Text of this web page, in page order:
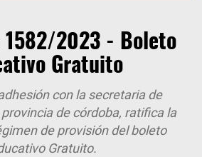
1582/2023 - Boleto
Gratuito
con la secretaria de
de córdoba, ratifica la
de provisión del boleto
Gratuito.